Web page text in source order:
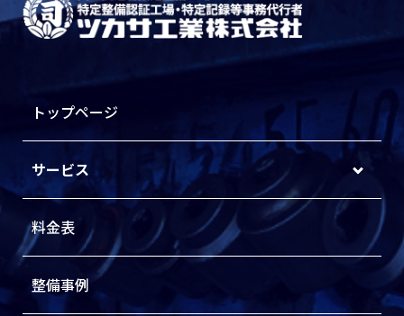
トップページ
サービス
料金表
整備事例